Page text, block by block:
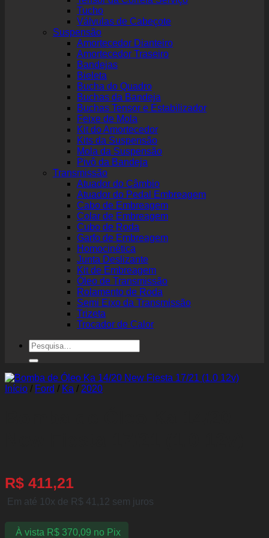
Tucho
Válvulas de Cabeçote
Suspensão
Amortecedor Dianteiro
Amortecedor Traseiro
Bandejas
Bieleta
Bucha do Quadro
Buchas da Bandeja
Buchas Tensor e Estabilizador
Feixe de Mola
Kit do Amortecedor
Kits da Suspensão
Mola da Suspensão
Pivô da Bandeja
Transmissão
Atuador do Câmbio
Atuador do Pedal Embreagem
Cabo de Embreagem
Colar de Embreagem
Cubo de Roda
Garfo de Embreagem
Homocinética
Junta Deslizante
Kit de Embreagem
Óleo de Transmissão
Rolamento de Roda
Semi Eixo da Transmissão
Trizeta
Trocador de Calor
Pesquisar
por:
Início / Ford / Ka / 2020
R$ 411,21
Em até 10x de R$ 41,12 sem juros
À vista R$370,09 no Pix